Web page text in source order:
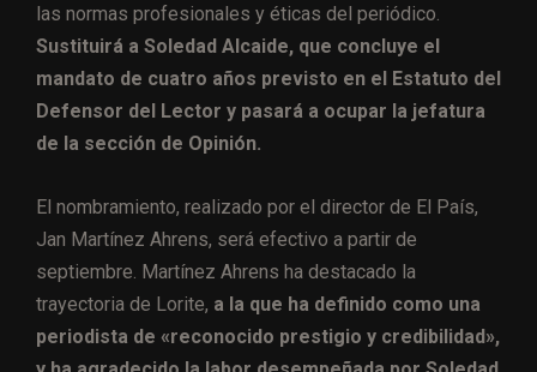
las normas profesionales y éticas del periódico.
Sustituirá a Soledad Alcaide, que concluye el
mandato de cuatro años previsto en el Estatuto del
Defensor del Lector y pasará a ocupar la jefatura
de la sección de Opinión.
El nombramiento, realizado por el director de El País,
Jan Martínez Ahrens, será efectivo a partir de
septiembre. Martínez Ahrens ha destacado la
trayectoria de Lorite, a la que ha definido como una
periodista de «reconocido prestigio y credibilidad»,